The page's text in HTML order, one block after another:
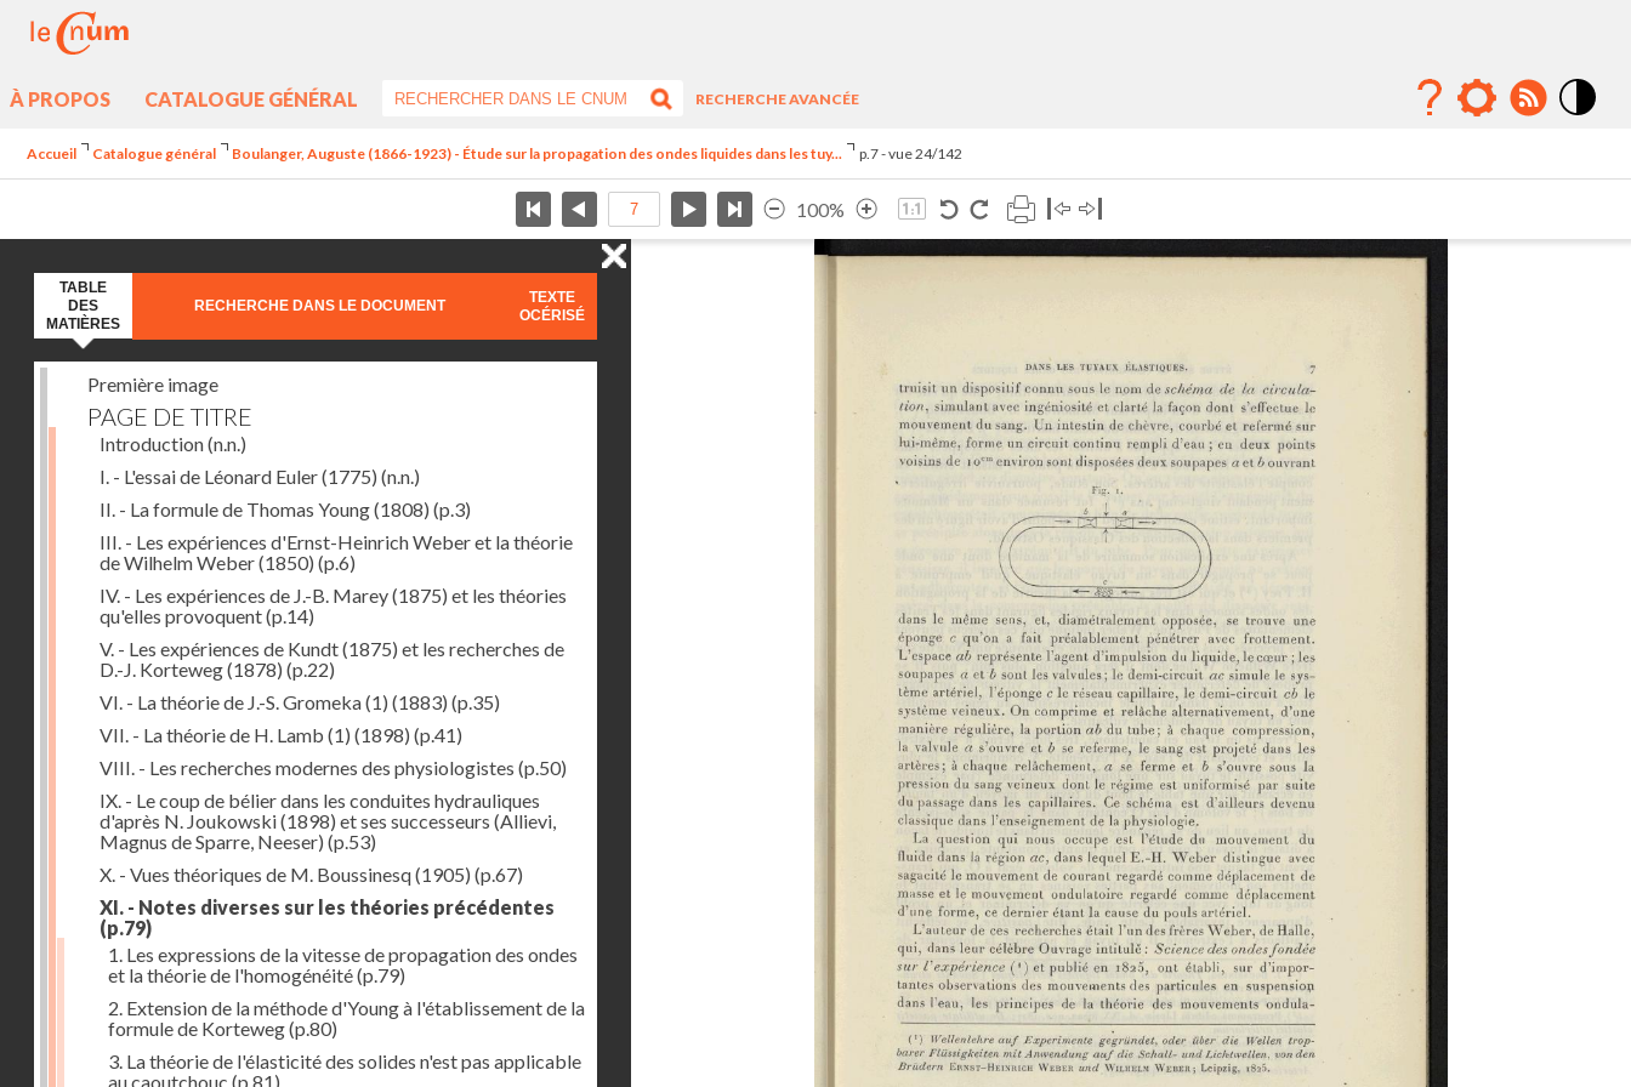
À PROPOS CATALOGUE GÉNÉRAL
RECHERCHE AVANCÉE
Accueil Catalogue général Boulanger, Auguste (1866-1923) - Étude sur la propagation des ondes liquides dans les tuy... p.7 - vue 24/142
100%
TABLE
DES
MATIÈRES
RECHERCHE DANS LE DOCUMENT
TEXTE
OCÉRISÉ
Première image
PAGE DE TITRE
Introduction(n.n.)
I. - L'essai de Léonard Euler (1775) (n.n.)
II. - La formule de Thomas Young (1808) (p.3)
III. - Les expériences d'Ernst-Heinrich Weber et la théorie
de Wilhelm Weber (1850) (p.6)
IV. - Les expériences de J.-B. Marey (1875) et les théories
qu'elles provoquent(p.14)
V. - Les expériences de Kundt (1875) et les recherches de
D.-J. Korteweg (1878) (p.22)
VI. - La théorie de J.-S. Gromeka (1) (1883) (p.35)
VII. - La théorie de H. Lamb (1) (1898) (p.41)
VIII. - Les recherches modernes des physiologistes (p.50)
IX. - Le coup de bélier dans les conduites hydrauliques
d'après N. Joukowski (1898) et ses successeurs (Allievi,
Magnus de Sparre, Neeser) (p.53)
X. - Vues théoriques de M. Boussinesq (1905) (p.67)
XI. - Notes diverses sur les théories précédentes
(p.79)
1. Les expressions de la vitesse de propagation des ondes
et la théorie de l'homogénéité(p.79)
2. Extension de la méthode d'Young à l'établissement de la
formule de Korteweg(p.80)
3. La théorie de l'élasticité des solides n'est pas applicable
au caoutchouc (p.81)